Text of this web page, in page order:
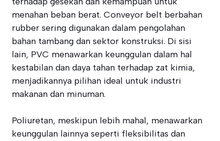
menahan beban berat. Conveyor belt berbahan
rubber sering digunakan dalam pengolahan
bahan tambang dan sektor konstruksi. Di sisi
lain, PVC menawarkan keunggulan dalam hal
kestabilan dan daya tahan terhadap zat kimia,
menjadikannya pilihan ideal untuk industri
makanan dan minuman.
Poliuretan, meskipun lebih mahal, menawarkan
keunggulan lainnya seperti fleksibilitas dan